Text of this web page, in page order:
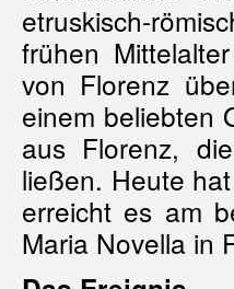
etruskisch-
frühen
von Florenz
einem beliebten
aus Florenz,
ließen. Heute
erreicht es am
Maria Novella in